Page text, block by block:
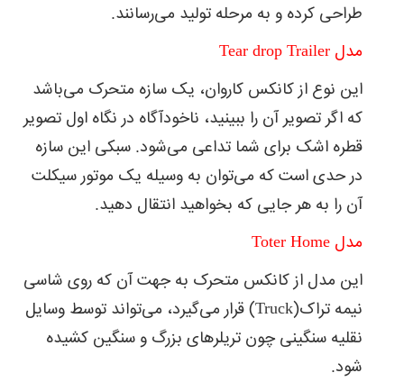
طراحی کرده و به مرحله تولید می‌رسانند.
مدل Tear drop Trailer
این نوع از کانکس کاروان، یک سازه متحرک می‌باشد
که اگر تصویر آن را ببینید، ناخودآگاه در نگاه اول تصویر
قطره اشک برای شما تداعی می‌شود. سبکی این سازه
در حدی است که می‌توان به وسیله یک موتور سیکلت
آن را به هر جایی که بخواهید انتقال دهید.
مدل Toter Home
این مدل از کانکس متحرک به جهت آن که روی شاسی
نیمه تراک(Truck) قرار می‌گیرد، می‌تواند توسط وسایل
نقلیه سنگینی چون تریلرهای بزرگ و سنگین کشیده
شود.